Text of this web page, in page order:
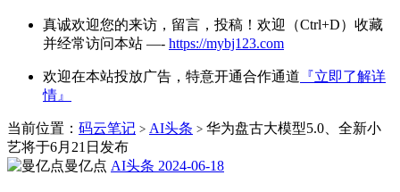
真诚欢迎您的来访，留言，投稿！欢迎（Ctrl+D）收藏
并经常访问本站 —- https://mybj123.com
欢迎在本站投放广告，特意开通合作通道 『立即了解详
情』
当前位置： 码云笔记 > AI头条 > 华为盘古大模型5.0、全新小
艺将于6月21日发布
曼亿点 AI头条 2024-06-18